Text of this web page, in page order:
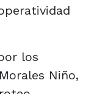
los
Niño,